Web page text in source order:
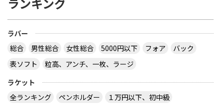
いケースもあり得ますよ。 ２枚合板、昔にあったセ
板だったか、４枚合板だったかは忘れましたが。
サイトを見る
http://table-tennis.ocnk.net/ こちらでユニフォー
ラバー
総合
男性総合 女性総合 5000円以下 フォア
バック
表ソフト
粒高、アンチ、一枚、ラージ
ラケット
全ランキング
ペンホルダー
１万円以下、初中級